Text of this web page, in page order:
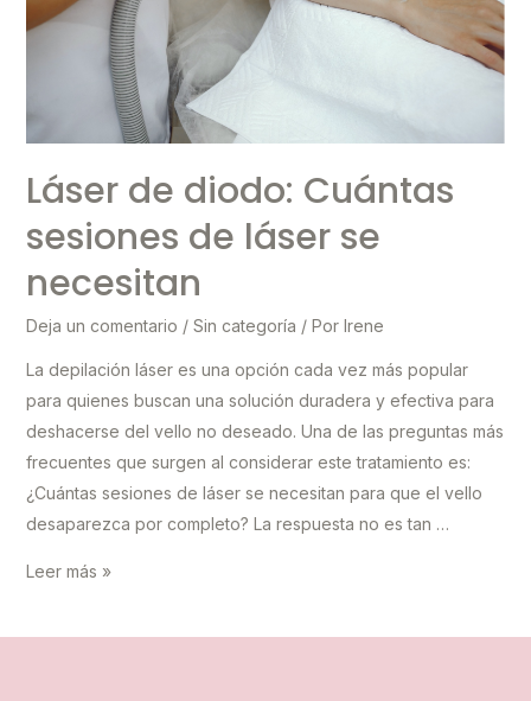
Láser de diodo: Cuántas
sesiones de láser se
necesitan
Deja un comentario / Sin categoría / Por Irene
La depilación láser es una opción cada vez más popular
para quienes buscan una solución duradera y efectiva para
deshacerse del vello no deseado. Una de las preguntas más
frecuentes que surgen al considerar este tratamiento es:
¿Cuántas sesiones de láser se necesitan para que el vello
desaparezca por completo? La respuesta no es tan …
Láser
Leer más »